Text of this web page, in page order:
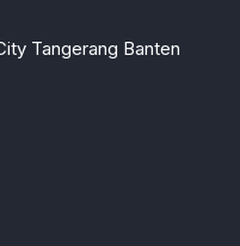
Tangerang Banten